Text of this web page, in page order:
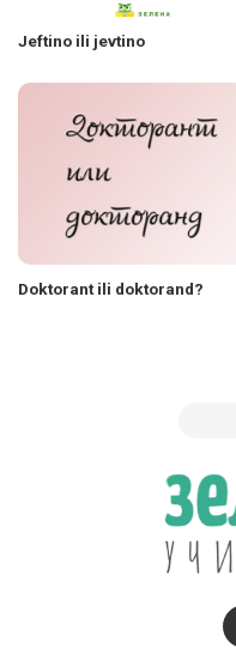
Jeftino ili jevtino
Doktorant ili doktorand?